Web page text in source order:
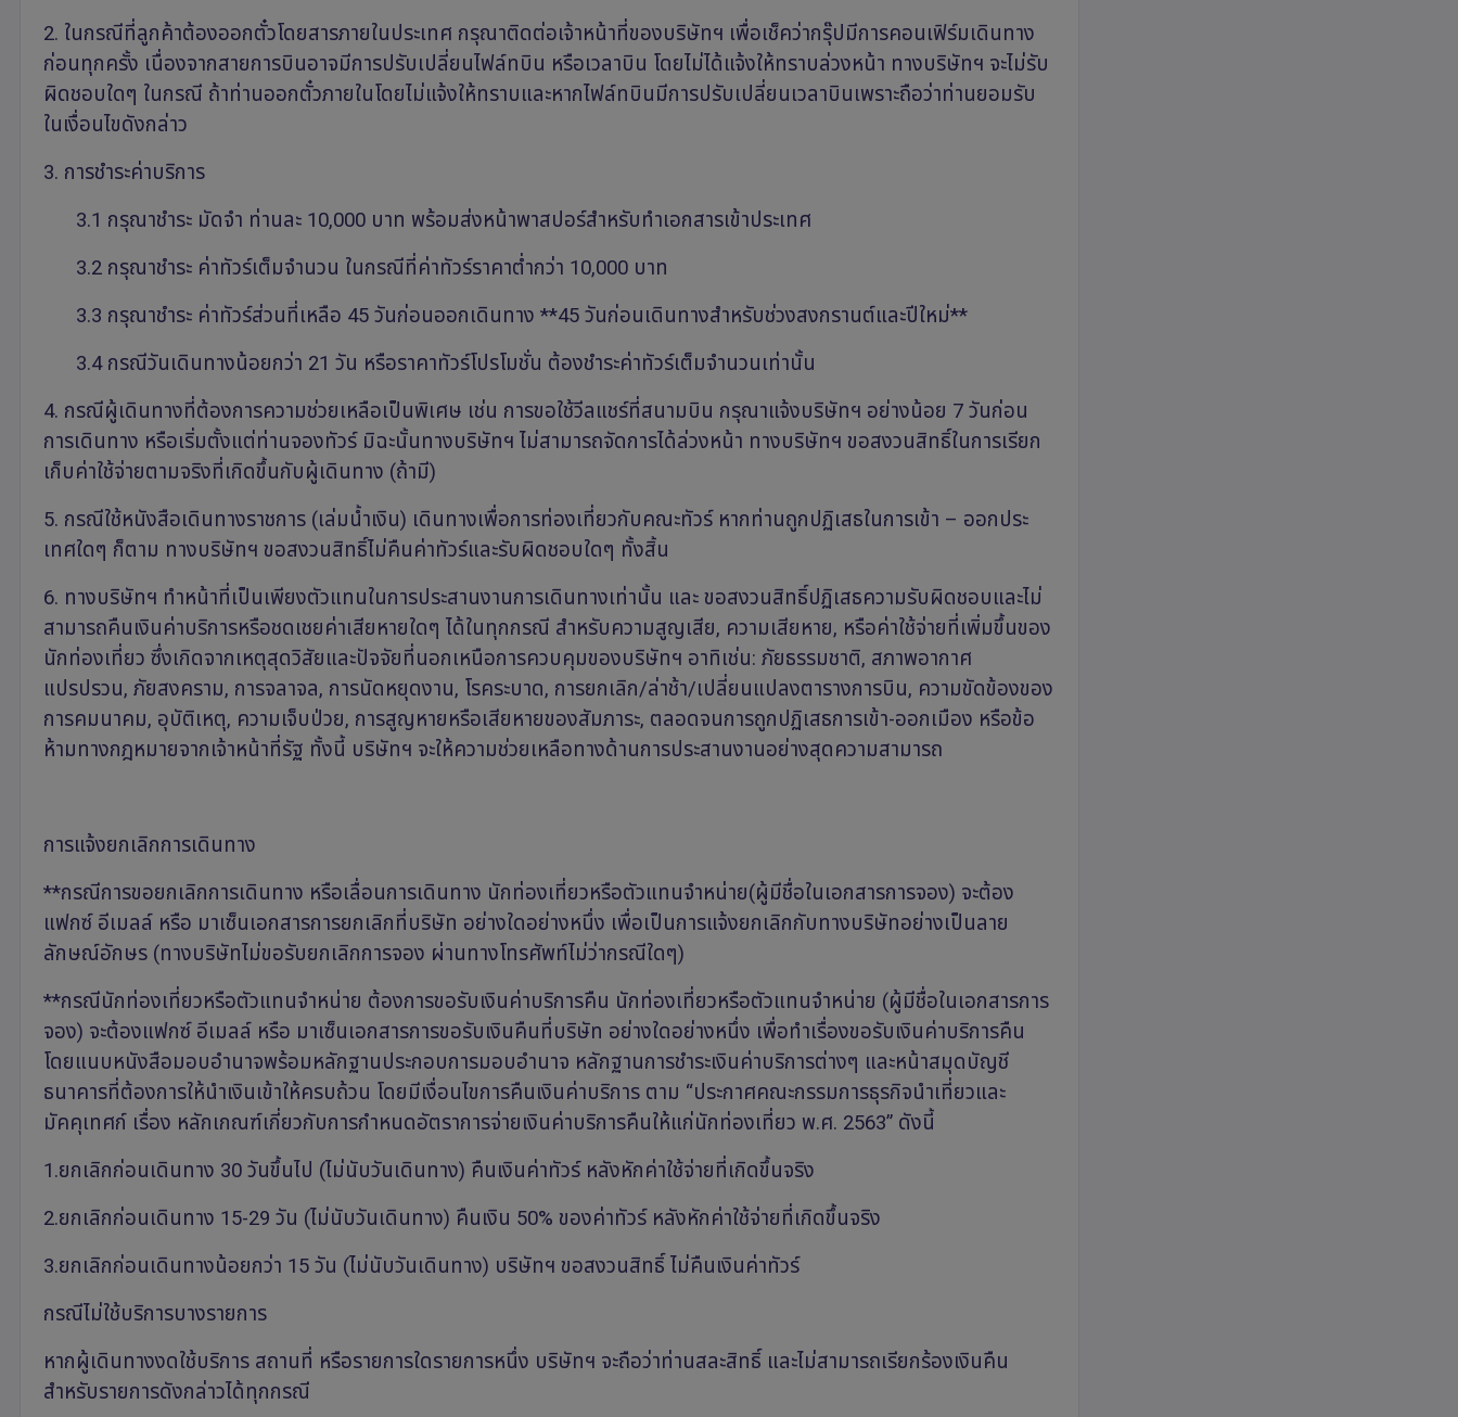
2. ในกรณีที่ลูกค้าต้องออกตั๋วโดยสารภายในประเทศ กรุณาติดต่อเจ้าหน้าที่ของบริษัทฯ เพื่อเช็คว่ากรุ๊ปมีการคอนเฟิร์มเดินทาง
ก่อนทุกครั้ง เนื่องจากสายการบินอาจมีการปรับเปลี่ยนไฟล์ทบิน หรือเวลาบิน โดยไม่ได้แจ้งให้ทราบล่วงหน้า ทางบริษัทฯ จะไม่รับ
ผิดชอบใดๆ ในกรณี ถ้าท่านออกตั๋วภายในโดยไม่แจ้งให้ทราบและหากไฟล์ทบินมีการปรับเปลี่ยนเวลาบินเพราะถือว่าท่านยอมรับ
ในเงื่อนไขดังกล่าว
3. การชำระค่าบริการ
3.1 กรุณาชำระ มัดจำ ท่านละ 10,000 บาท พร้อมส่งหน้าพาสปอร์สำหรับทำเอกสารเข้าประเทศ
3.2 กรุณาชำระ ค่าทัวร์เต็มจำนวน ในกรณีที่ค่าทัวร์ราคาต่ำกว่า 10,000 บาท
3.3 กรุณาชำระ ค่าทัวร์ส่วนที่เหลือ 45 วันก่อนออกเดินทาง **45 วันก่อนเดินทางสำหรับช่วงสงกรานต์และปีใหม่**
3.4 กรณีวันเดินทางน้อยกว่า 21 วัน หรือราคาทัวร์โปรโมชั่น ต้องชำระค่าทัวร์เต็มจำนวนเท่านั้น
4. กรณีผู้เดินทางที่ต้องการความช่วยเหลือเป็นพิเศษ เช่น การขอใช้วีลแชร์ที่สนามบิน กรุณาแจ้งบริษัทฯ อย่างน้อย 7 วันก่อน
การเดินทาง หรือเริ่มตั้งแต่ท่านจองทัวร์ มิฉะนั้นทางบริษัทฯ ไม่สามารถจัดการได้ล่วงหน้า ทางบริษัทฯ ขอสงวนสิทธิ์ในการเรียก
เก็บค่าใช้จ่ายตามจริงที่เกิดขึ้นกับผู้เดินทาง (ถ้ามี)
5. กรณีใช้หนังสือเดินทางราชการ (เล่มน้ำเงิน) เดินทางเพื่อการท่องเที่ยวกับคณะทัวร์ หากท่านถูกปฏิเสธในการเข้า – ออกประ
เทศใดๆ ก็ตาม ทางบริษัทฯ ขอสงวนสิทธิ์ไม่คืนค่าทัวร์และรับผิดชอบใดๆ ทั้งสิ้น
6. ทางบริษัทฯ ทำหน้าที่เป็นเพียงตัวแทนในการประสานงานการเดินทางเท่านั้น และ ขอสงวนสิทธิ์ปฏิเสธความรับผิดชอบและไม่
สามารถคืนเงินค่าบริการหรือชดเชยค่าเสียหายใดๆ ได้ในทุกกรณี สำหรับความสูญเสีย, ความเสียหาย, หรือค่าใช้จ่ายที่เพิ่มขึ้นของ
นักท่องเที่ยว ซึ่งเกิดจากเหตุสุดวิสัยและปัจจัยที่นอกเหนือการควบคุมของบริษัทฯ อาทิเช่น: ภัยธรรมชาติ, สภาพอากาศ
แปรปรวน, ภัยสงคราม, การจลาจล, การนัดหยุดงาน, โรคระบาด, การยกเลิก/ล่าช้า/เปลี่ยนแปลงตารางการบิน, ความขัดข้องของ
การคมนาคม, อุบัติเหตุ, ความเจ็บป่วย, การสูญหายหรือเสียหายของสัมภาระ, ตลอดจนการถูกปฏิเสธการเข้า-ออกเมือง หรือข้อ
ห้ามทางกฎหมายจากเจ้าหน้าที่รัฐ ทั้งนี้ บริษัทฯ จะให้ความช่วยเหลือทางด้านการประสานงานอย่างสุดความสามารถ
การแจ้งยกเลิกการเดินทาง
**กรณีการขอยกเลิกการเดินทาง หรือเลื่อนการเดินทาง นักท่องเที่ยวหรือตัวแทนจำหน่าย(ผู้มีชื่อในเอกสารการจอง) จะต้อง
แฟกซ์ อีเมลล์ หรือ มาเซ็นเอกสารการยกเลิกที่บริษัท อย่างใดอย่างหนึ่ง เพื่อเป็นการแจ้งยกเลิกกับทางบริษัทอย่างเป็นลาย
ลักษณ์อักษร (ทางบริษัทไม่ขอรับยกเลิกการจอง ผ่านทางโทรศัพท์ไม่ว่ากรณีใดๆ)
**กรณีนักท่องเที่ยวหรือตัวแทนจำหน่าย ต้องการขอรับเงินค่าบริการคืน นักท่องเที่ยวหรือตัวแทนจำหน่าย (ผู้มีชื่อในเอกสารการ
จอง) จะต้องแฟกซ์ อีเมลล์ หรือ มาเซ็นเอกสารการขอรับเงินคืนที่บริษัท อย่างใดอย่างหนึ่ง เพื่อทำเรื่องขอรับเงินค่าบริการคืน
โดยแนบหนังสือมอบอำนาจพร้อมหลักฐานประกอบการมอบอำนาจ หลักฐานการชำระเงินค่าบริการต่างๆ และหน้าสมุดบัญชี
ธนาคารที่ต้องการให้นำเงินเข้าให้ครบถ้วน โดยมีเงื่อนไขการคืนเงินค่าบริการ ตาม “ประกาศคณะกรรมการธุรกิจนำเที่ยวและ
มัคคุเทศก์ เรื่อง หลักเกณฑ์เกี่ยวกับการกำหนดอัตราการจ่ายเงินค่าบริการคืนให้แก่นักท่องเที่ยว พ.ศ. 2563” ดังนี้
1.ยกเลิกก่อนเดินทาง 30 วันขึ้นไป (ไม่นับวันเดินทาง) คืนเงินค่าทัวร์ หลังหักค่าใช้จ่ายที่เกิดขึ้นจริง
2.ยกเลิกก่อนเดินทาง 15-29 วัน (ไม่นับวันเดินทาง) คืนเงิน 50% ของค่าทัวร์ หลังหักค่าใช้จ่ายที่เกิดขึ้นจริง
3.ยกเลิกก่อนเดินทางน้อยกว่า 15 วัน (ไม่นับวันเดินทาง) บริษัทฯ ขอสงวนสิทธิ์ ไม่คืนเงินค่าทัวร์
กรณีไม่ใช้บริการบางรายการ
หากผู้เดินทางงดใช้บริการ สถานที่ หรือรายการใดรายการหนึ่ง บริษัทฯ จะถือว่าท่านสละสิทธิ์ และไม่สามารถเรียกร้องเงินคืน
สำหรับรายการดังกล่าวได้ทุกกรณี